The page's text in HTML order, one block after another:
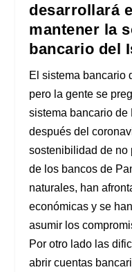
desarrollará
mantener la
bancario del
El sistema bancario
pero la gente se
sistema bancario
después del
sostenibilidad de no
de los bancos de
naturales, han
económicas y se
asumir los
Por otro lado las
abrir cuentas